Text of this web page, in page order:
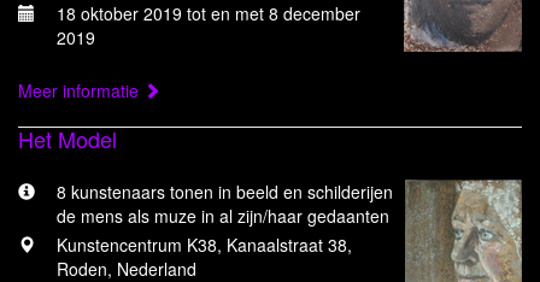
18 oktober 2019 tot en met 8 december
2019
Meer informatie
Het Model
8 kunstenaars tonen in beeld en schilderijen
de mens als muze in al zijn/haar gedaanten
Kunstencentrum K38, Kanaalstraat 38,
Roden, Nederland